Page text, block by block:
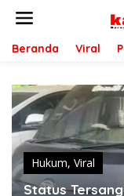
Beranda Viral
Hukum, Viral
Status